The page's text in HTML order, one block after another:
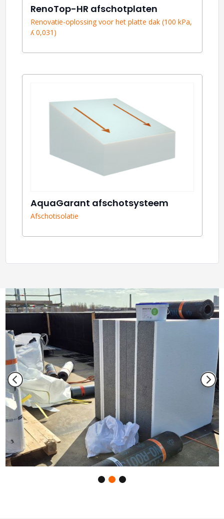
RenoTop-HR afschotplaten
Renovatie-oplossing voor het platte dak (100 kPa,
ʎ 0,031)
AquaGarant afschotsysteem
Afschotisolatie